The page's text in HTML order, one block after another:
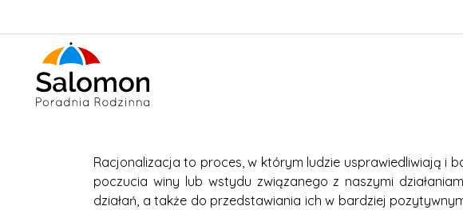
Racjonalizacja to proces, w którym ludzie usprawiedliwiają i
poczucia winy lub wstydu związanego z naszymi
działań, a także do przedstawiania ich w bardziej